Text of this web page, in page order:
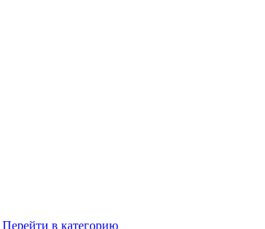
Перейти в категорию